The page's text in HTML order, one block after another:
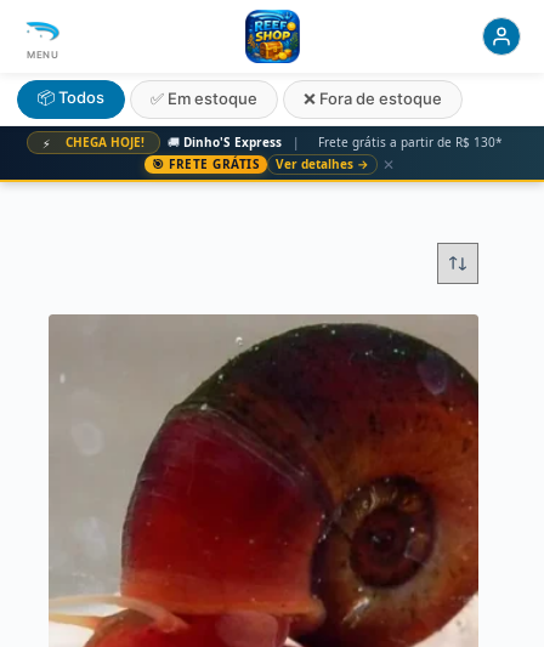
⚡ CHEGA HOJE! 🚚 Dinho'S Express |
Frete grátis a partir de R$ 130*
🎯 FRETE GRÁTIS
Ver detalhes → ✕
MENU
📦 Todos ✅ Em estoque ❌ Fora de estoque